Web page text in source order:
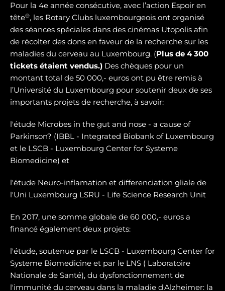
Pour la 4e année consécutive, avec l’action Espoir en
tête®, les Rotary Clubs luxembourgeois ont organisé
des séances spéciales dans des cinémas Utopolis afin
de récolter des dons en faveur de la recherche sur les
maladies du cerveau au Luxembourg. (Plus de 4 300
tickets étaient vendus.) Des chèques pour un
montant total de 50 000,- euros ont pu être remis à
l’Université du Luxembourg pour soutenir deux de ses
importants projets de recherche, à savoir:
l'étude Microbes in the gut and nose - a cause of
Parkinson? (IBBL - Integrated Biobank of Luxembourg
et le LSCB - Luxembourg Center for Systeme
Biomedicine) et
l'étude Neuro-inflamation et differenciation gliale de
l'Uni Luxembourg LSRU - Life Science Research Unit
En 2017, une somme globale de 60 000,- euros a
financé également deux projets:
l'étude, soutenue par le LSCB - Luxembourg Center for
Systeme Biomedicine et par le LNS ( Laboratoire
Nationale de Santé), du dysfonctionnement de
l'immunité du cerveau dans la maladie d'Alzheimer: la